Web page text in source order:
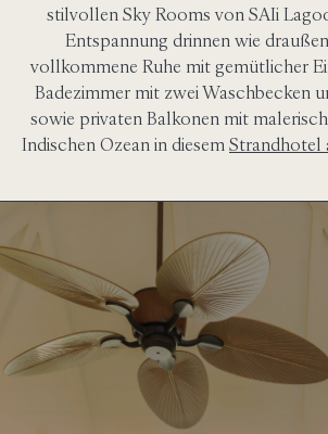
stilvollen Sky Rooms von SAIi
Entspannung drinnen wie
vollkommene Ruhe mit gemütlicher
Badezimmer mit zwei Waschbecken
sowie privaten Balkonen mit
Indischen Ozean in diesem Strandhotel